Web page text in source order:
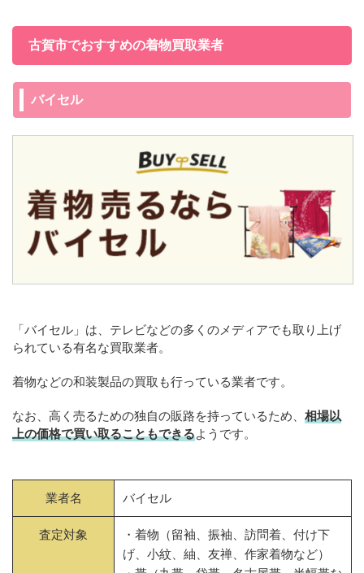
古賀市でおすすめの着物買取業者
バイセル
「バイセル」は、テレビなどの多くのメディアでも取り上げ
られている有名な買取業者。
着物などの和装製品の買取も行っている業者です。
なお、高く売るための独自の販路を持っているため、 相場以
上の価格で買い取ることもできるようです。
業者名 バイセル
査定対象
・着物（留袖、振袖、訪問着、付け下
げ、小紋、紬、友禅、作家着物など）